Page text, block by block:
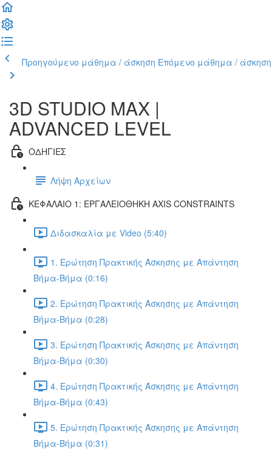
Προηγούμενο μάθημα / άσκηση Επόμενο μάθημα / άσκηση
3D STUDIO MAX |
ADVANCED LEVEL
ΟΔΗΓΙΕΣ
Λήψη Αρχείων
ΚΕΦΑΛΑΙΟ 1: ΕΡΓΑΛΕΙΟΘΗΚΗ AXIS CONSTRAINTS
Διδασκαλία με Video (5:40)
1. Ερώτηση Πρακτικής Άσκησης με Απάντηση
Βήμα-Βήμα (0:16)
2. Ερώτηση Πρακτικής Άσκησης με Απάντηση
Βήμα-Βήμα (0:28)
3. Ερώτηση Πρακτικής Άσκησης με Απάντηση
Βήμα-Βήμα (0:30)
4. Ερώτηση Πρακτικής Άσκησης με Απάντηση
Βήμα-Βήμα (0:43)
5. Ερώτηση Πρακτικής Άσκησης με Απάντηση
Βήμα-Βήμα (0:31)